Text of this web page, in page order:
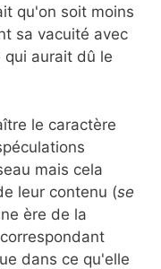
qu'on soit moins
sa vacuité avec
qui aurait dû le
le caractère
mais cela
leur contenu (se
ère de la
dans ce qu'elle